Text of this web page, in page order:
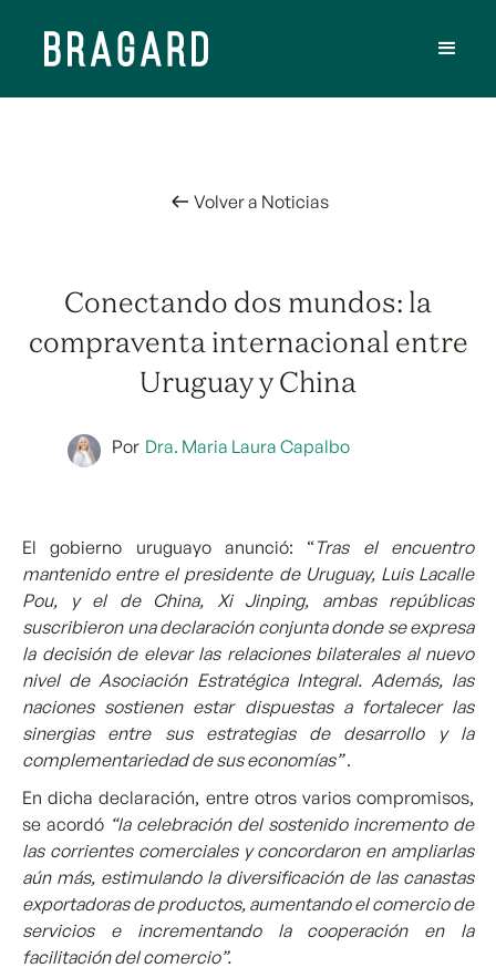
Volver a Noticias
Conectando dos mundos: la
compraventa internacional entre
Uruguay y China
Por Dra. Maria Laura Capalbo
El gobierno uruguayo anunció: “Tras el encuentro
mantenido entre el presidente de Uruguay, Luis Lacalle
Pou, y el de China, Xi Jinping, ambas repúblicas
suscribieron una declaración conjunta donde se expresa
la decisión de elevar las relaciones bilaterales al nuevo
nivel de Asociación Estratégica Integral. Además, las
naciones sostienen estar dispuestas a fortalecer las
sinergias entre sus estrategias de desarrollo y la
complementariedad de sus economías”.
En dicha declaración, entre otros varios compromisos,
se acordó “la celebración del sostenido incremento de
las corrientes comerciales y concordaron en ampliarlas
aún más, estimulando la diversificación de las canastas
exportadoras de productos, aumentando el comercio de
servicios e incrementando la cooperación en la
facilitación del comercio”.